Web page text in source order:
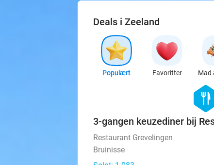
Deals i Zeeland
Populært Favoritter Mad
food
3-gangen keuzediner bij
Restaurant Grevelingen
Bruinisse